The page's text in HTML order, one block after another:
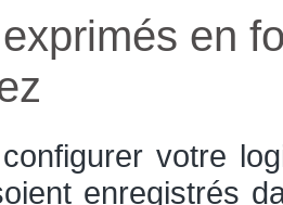
en
votre
enregistrés